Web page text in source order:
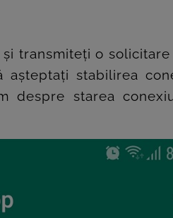
transmiteți o
stabilirea
despre starea